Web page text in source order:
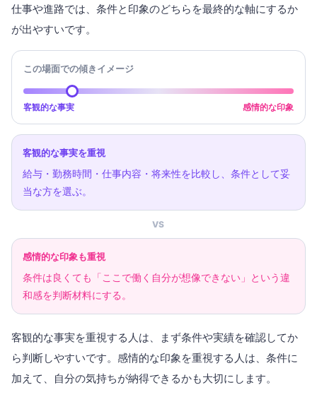
仕事や進路では、条件と印象のどちらを最終的な軸にするか
が出やすいです。
この場面での傾きイメージ
客観的な事実 感情的な印象
客観的な事実を重視
給与・勤務時間・仕事内容・将来性を比較し、条件として妥
当な方を選ぶ。
VS
感情的な印象も重視
条件は良くても「ここで働く自分が想像できない」という違
和感を判断材料にする。
客観的な事実を重視する人は、まず条件や実績を確認してか
ら判断しやすいです。感情的な印象を重視する人は、条件に
加えて、自分の気持ちが納得できるかも大切にします。